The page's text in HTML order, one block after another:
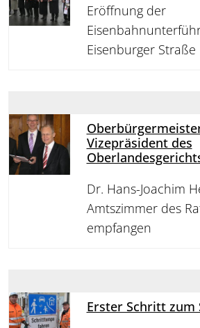
Eröffnung der
Eisenburger Straße
Vizepräsident des
Dr. Hans-Joachim
Amtszimmer des
empfangen
Erster Schritt